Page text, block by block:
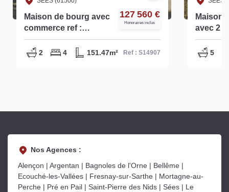
Maison de bourg avec
commerce ref :
S14907
127 560 €
Honoraires inclus
2 4 151.47m² Ref : S14907
Maison
avec 2
S14991
5
Nos Agences :
Alençon | Argentan | Bagnoles de l'Orne | Bellême |
Ecouché-les-Vallées | Fresnay-sur-Sarthe | Mortagne-au-
Perche | Pré en Pail | Saint-Pierre des Nids | Sées | Le